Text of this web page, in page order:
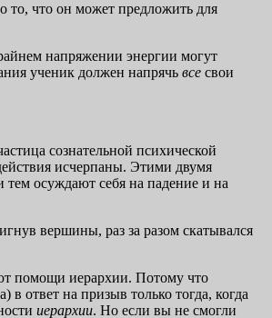
то, что он может предложить для
напряжении энергии могут
ученик должен напрячь все свои
сознательной психической
исчерпаны. Этими двумя
осуждают себя на падение и на
вершины, раз за разом скатывался
помощи иерархии. Потому что
ответ на призыв только тогда, когда
иерархии. Но если вы не смогли